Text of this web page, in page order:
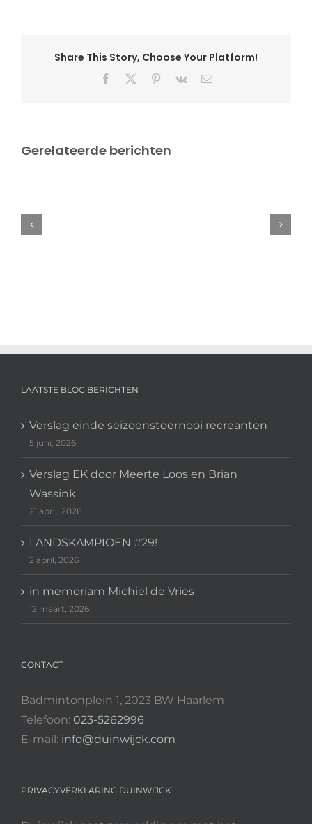
Share This Story, Choose Your Platform!
Facebook Pinterest
Vk
E-
Gerelateerde berichten
LAATSTE BLOG BERICHTEN
Verslag einde seizoenstoernooi recreanten
5 juni, 2026
Verslag EK door Meerte Loos en Brian
Wassink
21 april, 2026
LANDSKAMPIOEN #29!
2 april, 2026
in memoriam Michiel de Vries
12 maart, 2026
CONTACT
Badmintonplein 1, 2023 BW Haarlem
Telefoon: 023-5262996
E-mail: info@duinwijck.com
PRIVACYVERKLARING DUINWIJCK